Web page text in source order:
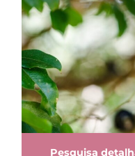
Pesquisa